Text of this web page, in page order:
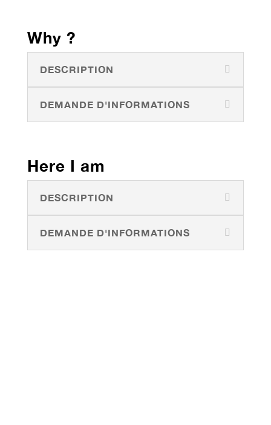
Why ?
DESCRIPTION
DEMANDE D'INFORMATIONS
Here I am
DESCRIPTION
DEMANDE D'INFORMATIONS